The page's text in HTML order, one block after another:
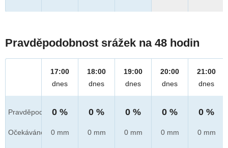
Pravděpodobnost srážek na 48 hodin
Pravděpod.
Očekáváno
17:00
dnes
0 %
0 mm
18:00
dnes
0 %
0 mm
19:00
dnes
0 %
0 mm
20:00
dnes
0 %
0 mm
21:00
dnes
0 %
0 mm